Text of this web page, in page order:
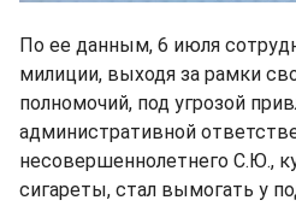
По ее данным, 6 июля
милиции, выходя за рамки
полномочий, под угрозой
административной
несовершеннолетнего С.Ю.,
сигареты, стал вымогать у